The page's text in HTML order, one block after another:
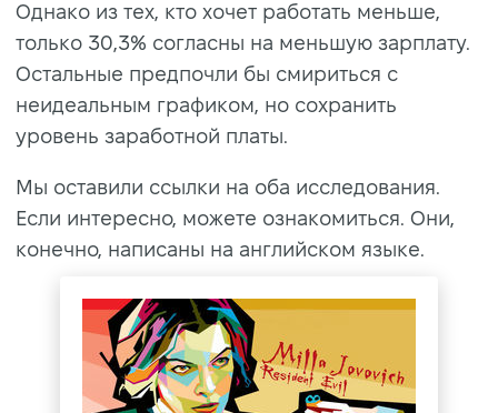
Однако из тех, кто хочет работать меньше,
только 30,3% согласны на меньшую зарплату.
Остальные предпочли бы смириться с
неидеальным графиком, но сохранить
уровень заработной платы.
Мы оставили ссылки на оба исследования.
Если интересно, можете ознакомиться. Они,
конечно, написаны на английском языке.